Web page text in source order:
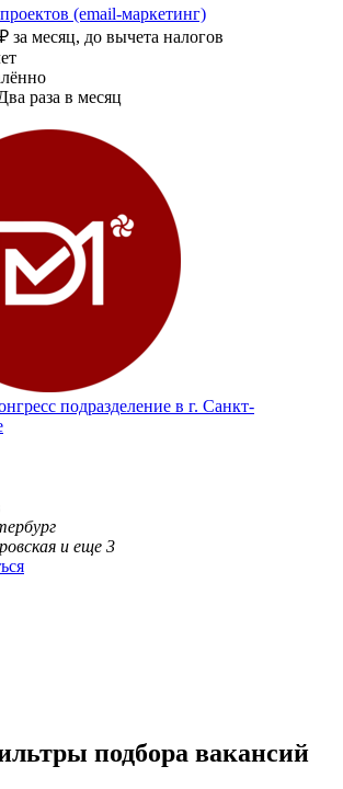
(email-маркетинг)
₽ за месяц, до вычета налогов
раза в месяц
подразделение в г. Санкт-
и еще 3
подбора вакансий